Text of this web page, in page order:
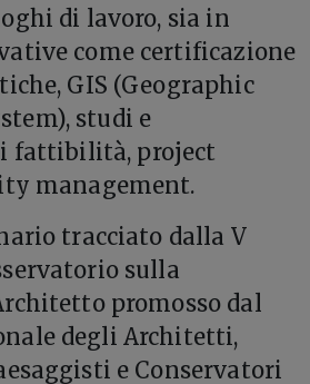
di lavoro, sia in
come certificazione
GIS (Geographic
studi e
fattibilità, project
management.
tracciato dalla V
sulla
promosso dal
degli Architetti,
e Conservatori